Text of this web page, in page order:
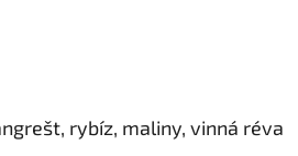
rybíz, maliny, vinná réva